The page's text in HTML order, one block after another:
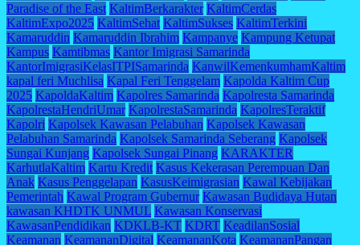
Paradise of the East KaltimBerkarakter KaltimCerdas
KaltimExpo2025 KaltimSehat KaltimSukses KaltimTerkini
Kamaruddin Kamaruddin Ibrahim Kampanye Kampung Ketupat
Kampus Kamtibmas Kantor Imigrasi Samarinda
KantorImigrasiKelasITPISamarinda KanwilKemenkumhamKaltim
kapal feri Muchlisa Kapal Feri Tenggelam Kapolda Kaltim Cup
2025 KapoldaKaltim Kapolres Samarinda Kapolresta Samarinda
KapolrestaHendriUmar KapolrestaSamarinda KapolresTeraktif
Kapolri Kapolsek Kawasan Pelabuhan Kapolsek Kawasan
Pelabuhan Samarinda Kapolsek Samarinda Seberang Kapolsek
Sungai Kunjang Kapolsek Sungai Pinang KARAKTER
KarhutlaKaltim Kartu Kredit Kasus Kekerasan Perempuan Dan
Anak Kasus Penggelapan KasusKeimigrasian Kawal Kebijakan
Pemerintah Kawal Program Gubernur Kawasan Budidaya Hutan
kawasan KHDTK UNMUL Kawasan Konservasi
KawasanPendidikan KDKLB-KT KDRT KeadilanSosial
Keamanan KeamananDigital KeamananKota KeamananPangan